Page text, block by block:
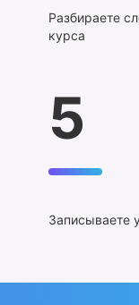
Разбираете
курса
5
Записываете